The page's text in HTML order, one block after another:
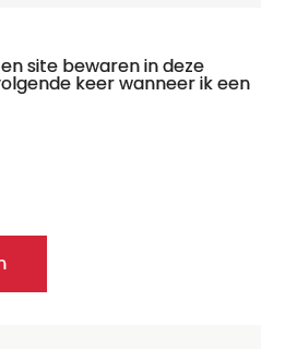
site bewaren in deze
keer wanneer ik een